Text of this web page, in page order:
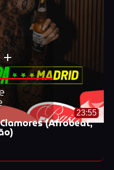
23:55
(Afrobeat,